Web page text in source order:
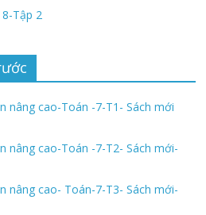
Tập 2
nâng cao-Toán -7-T1- Sách mới
nâng cao-Toán -7-T2- Sách mới-
nâng cao- Toán-7-T3- Sách mới-